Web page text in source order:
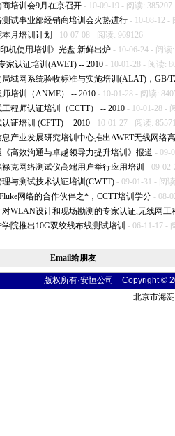
培训会9月在京召开 - 10-09-19 - 阅读: 385207
试事业部经销商培训会火热进行 - 10-08-12 -
月培训计划 - 10-07-08 - 阅读: 969126
印机使用培训》光盘 新鲜出炉 - 10-06-24 - 阅读
家认证培训(AWET) -- 2010 - 10-01-28 - 阅读:
域网系统验收标准与实施培训(ALAT)，GB/
师培训（ANME） -- 2010 - 10-01-28 - 阅读:
程师认证培训（CCTT） -- 2010 - 10-01-28 -
证培训 (CFTT) -- 2010 - 10-01-27 - 阅读:
产业发展研究培训中心推出AWET无线网络高
高效沟通与卓越领导力提升培训》报道 - 09-
克网络测试仪高端用户举行应用培训 - 09-
与测试技术认证培训(CWTT) - 09-01-31 - 阅
网络的合作伙伴之* ，CCTT培训学分 - 08-
WLAN设计和现场勘测的专家认证,无线网工
院推出10G双绞线布线测试培训 - 06-11-17 -
Email给朋友
版权所有·安恒公司 Copyright ©
北京市海